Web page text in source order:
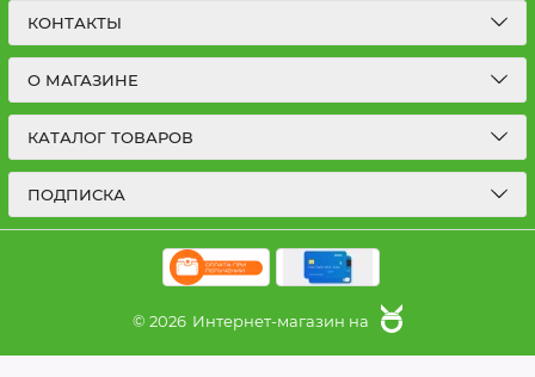
КОНТАКТЫ
О МАГАЗИНЕ
КАТАЛОГ ТОВАРОВ
ПОДПИСКА
© 2026 Интернет-магазин на